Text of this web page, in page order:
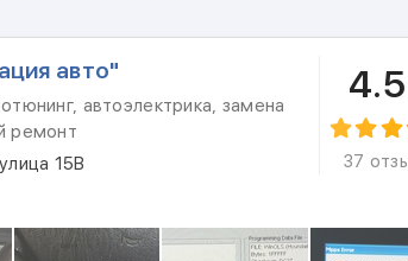
авто"
автоэлектрика, замена
ремонт
15В
4.5
37